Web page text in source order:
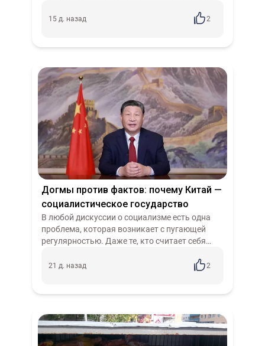
тиши академических кабинетов, а в гущ...
15 д. назад 2
Догмы против фактов: почему Китай —
социалистическое государство
В любой дискуссии о социализме есть одна
проблема, которая возникает с пугающей
регулярностью. Даже те, кто считает себя
работающего определения тому, о чём...
21 д. назад 2